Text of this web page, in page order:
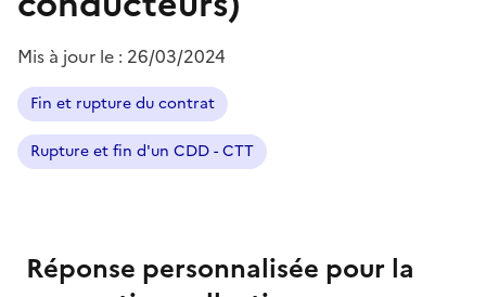
Mis à jour le : 26/03/2024
Fin et rupture du contrat
Rupture et fin d'un CDD - CTT
Réponse personnalisée pour la